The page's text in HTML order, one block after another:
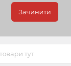
Зачинити